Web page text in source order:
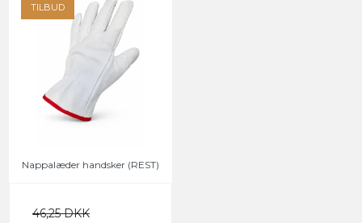
TILBUD
Nappalæder handsker (REST)
46,25 DKK